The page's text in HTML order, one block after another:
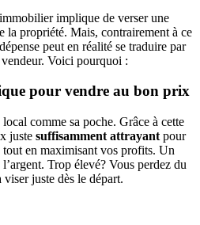
implique de verser une
la propriété. Mais, contrairement à ce
peut en réalité se traduire par
Voici pourquoi :
pour vendre au bon prix
comme sa poche. Grâce à cette
juste suffisamment attrayant pour
tout en maximisant vos profits. Un
Trop élevé? Vous perdez du
juste dès le départ.